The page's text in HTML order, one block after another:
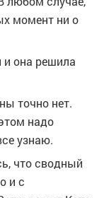
момент ни о
и она решила
точно нет.
надо
узнаю.
что сводный
и с